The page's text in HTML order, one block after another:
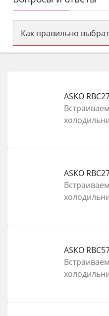
Как правильно
Сначала
затем смотрите на
функции (конвекция,
защита от детей).
ASKO
ASKO
ASKO